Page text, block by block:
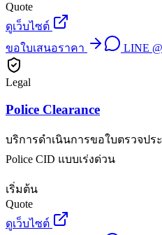
Quote
ดูเว็บไซต์
ขอใบเสนอราคา
LINE
Legal
Police Clearance
บริการดำเนินการขอใบตรวจปร
Police CID แบบเร่งด่วน
เริ่มต้น
Quote
ดูเว็บไซต์